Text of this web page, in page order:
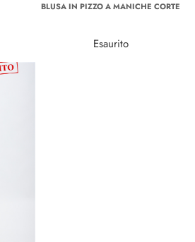
BLUSA IN PIZZO A MANICHE CORTE
Esaurito